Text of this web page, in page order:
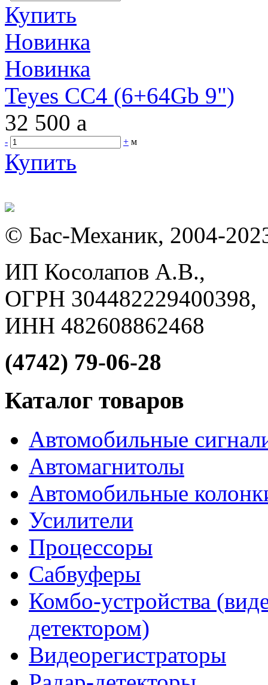
Купить
Новинка
Новинка
Teyes CC4 (6+64Gb 9")
32 500 a
- + м
Купить
© Бас-Механик, 2004-
ИП Косолапов А.В.,
ОГРН 304482229400398,
ИНН 482608862468
(4742) 79-06-28
Каталог товаров
Автомобильные
Автомагнитолы
Автомобильные
Усилители
Процессоры
Сабвуферы
Комбо-устройства
детектором)
Видеорегистраторы